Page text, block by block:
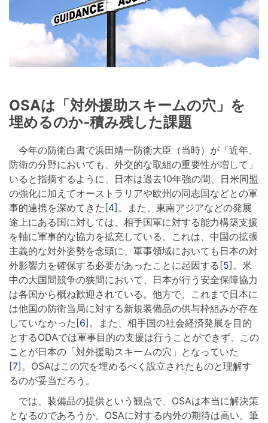
OSAは「対外援助スキームの穴」を
埋めるのか‐積み残した課題
今年の防衛白書で浜田靖一防衛大臣（当時）が「近年、
防衛の分野においても、外交的な取組の重要性が増して」
いると指摘するように、日本は過去10年強の間、日米同盟
の強化に加えてオーストラリアや欧州の同志国などとの軍
事的連携を深めてきた[4]。また、東南アジアなどの発展
途上にある国に対しては、相手国軍に対する能力構築支援
を軸に軍事的な協力を拡充している。これは、中国の拡張
主義的な対外姿勢を念頭に、軍事領域においても日本の対
外影響力を確保する必要があったことに起因する[5]。米
中の大国間競争の狭間において、日本が行う安全保障協力
は各国から概ね歓迎されている。他方で、これまで日本に
は他国の防衛当局に対する新規装備品の供与枠組みが存在
していなかった[6]。また、相手国の社会経済発展を目的
とするODAでは軍事目的の支援は行うことができず、この
ことが日本の「対外援助スキームの穴」となっていた
[7]。OSAはこの穴を埋めるべく設立されたものと理解す
るのが妥当だろう。
では、装備品の提供という観点で、OSAは本当に解決策
となるのであろうか。OSAに対する内外の期待は高い。筆